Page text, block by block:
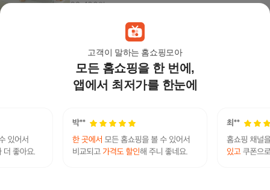
고객이 말하는 홈쇼핑모아
모든 홈쇼핑을 한 번에,
앱에서 최저가를 한눈에
68,400원
33440475-접이식이동내추럴식1인용반신욕조
44,450원
3% 43,120원
GDM 접이식 간이 반신욕조 간편한 목욕탕 접이식